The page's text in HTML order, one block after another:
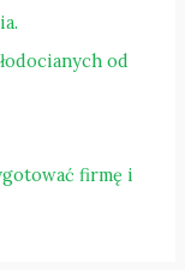
od
firmę i